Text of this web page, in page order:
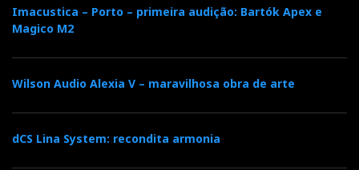
Imacustica – Porto – primeira audição: Bartók Apex e
Magico M2
Wilson Audio Alexia V – maravilhosa obra de arte
dCS Lina System: recondita armonia